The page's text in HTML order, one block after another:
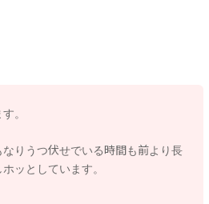
なると、後頭部も絶壁気味になっ
。
りうつ伏せでいる時間も前より長
ッとしています。